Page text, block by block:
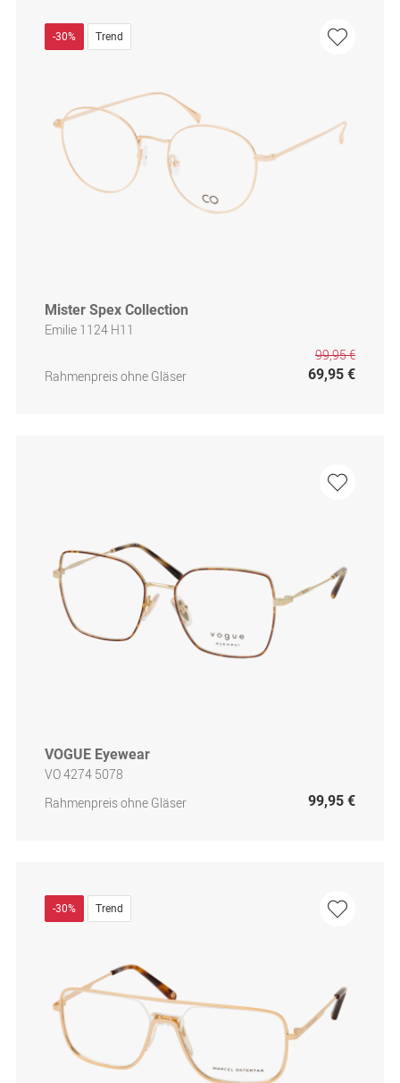
-30% Trend
Mister Spex Collection
Emilie 1124 H11
Rahmenpreis ohne Gläser
99,95 €
69,95 €
VOGUE Eyewear
VO 4274 5078
Rahmenpreis ohne Gläser
99,95 €
-30% Trend